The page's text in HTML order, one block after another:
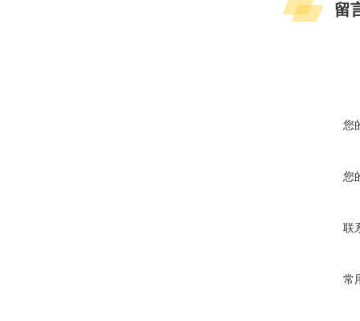
留
您
您
联
常